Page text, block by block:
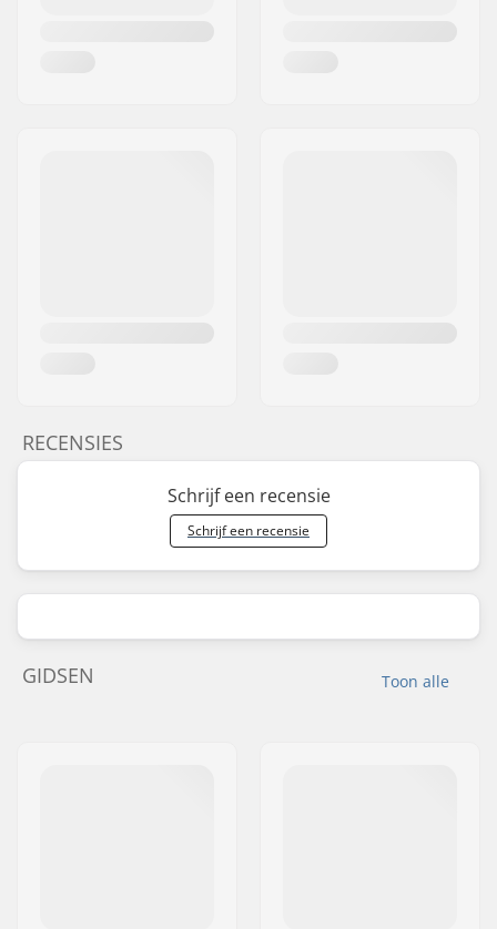
RECENSIES
Schrijf een recensie
Schrijf een recensie
Toon alle
GIDSEN